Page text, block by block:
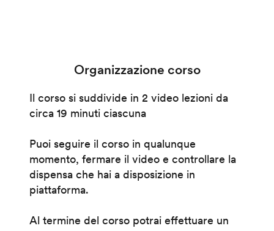
Organizzazione corso
Il corso si suddivide in 2 video lezioni da
circa 19 minuti ciascuna
Puoi seguire il corso in qualunque
momento, fermare il video e controllare la
dispensa che hai a disposizione in
piattaforma.
Al termine del corso potrai effettuare un